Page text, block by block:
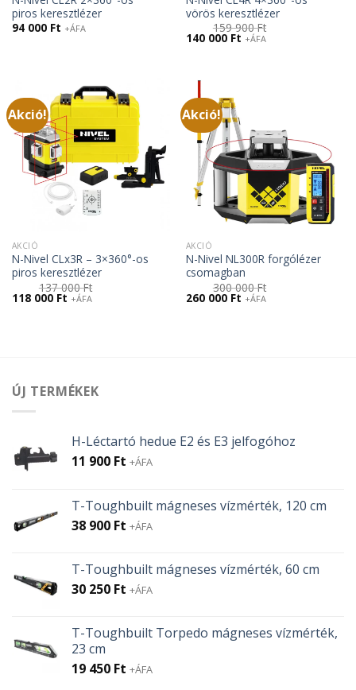
piros keresztlézer
94 000 Ft +ÁFA
vörös keresztlézer
159 900Ft
Original
900 Ft.
140 000 FtCurrent
+ÁFA
Akció!
AKCIÓ
N-Nivel CLx3R – 3×360°-os
piros keresztlézer
137 000Ft
Original
price
118 000 FtCurrent
price
+ÁFA
Akció!
AKCIÓ
N-Nivel NL300R forgólézer
csomagban
300 000Ft
Original
price
260 000 FtCurrent
price
+ÁFA
ÚJ TERMÉKEK
H-Léctartó hedue E2 és E3 jelfogóhoz
11 900 Ft +ÁFA
T-Toughbuilt mágneses vízmérték, 120 cm
38 900 Ft +ÁFA
T-Toughbuilt mágneses vízmérték, 60 cm
30 250 Ft +ÁFA
T-Toughbuilt Torpedo mágneses vízmérték,
23 cm
19 450 Ft +ÁFA